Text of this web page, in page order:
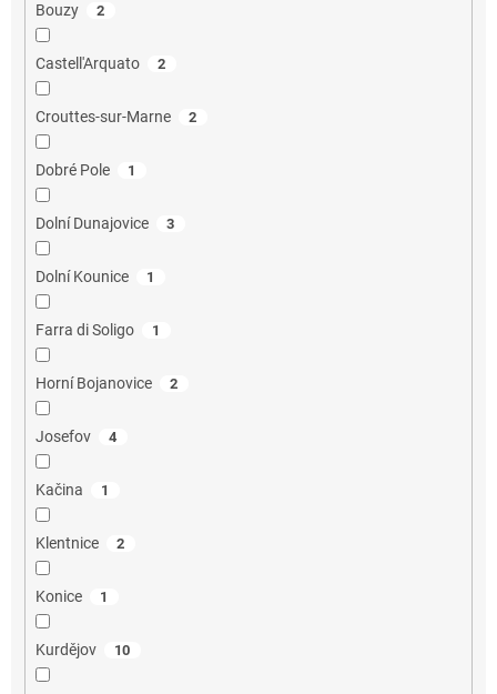
Bouzy 2
Castell'Arquato 2
Crouttes-sur-Marne 2
Dobré Pole 1
Dolní Dunajovice 3
Dolní Kounice 1
Farra di Soligo 1
Horní Bojanovice 2
Josefov 4
Kačina 1
Klentnice 2
Konice 1
Kurdějov 10